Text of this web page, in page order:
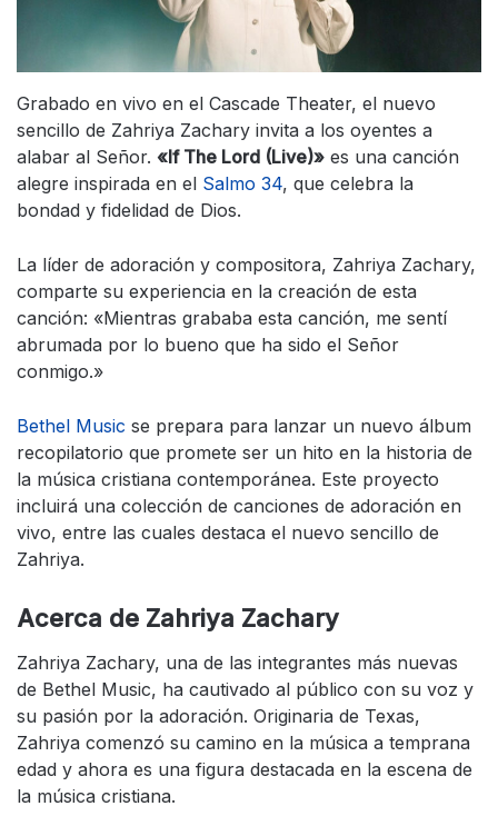
Grabado en vivo en el Cascade Theater, el nuevo
sencillo de Zahriya Zachary invita a los oyentes a
alabar al Señor. «If The Lord (Live)» es una canción
alegre inspirada en el Salmo 34, que celebra la
bondad y fidelidad de Dios.
La líder de adoración y compositora, Zahriya Zachary,
comparte su experiencia en la creación de esta
canción: «Mientras grababa esta canción, me sentí
abrumada por lo bueno que ha sido el Señor
conmigo.»
Bethel Music se prepara para lanzar un nuevo álbum
recopilatorio que promete ser un hito en la historia de
la música cristiana contemporánea. Este proyecto
incluirá una colección de canciones de adoración en
vivo, entre las cuales destaca el nuevo sencillo de
Zahriya.
Acerca de Zahriya Zachary
Zahriya Zachary, una de las integrantes más nuevas
de Bethel Music, ha cautivado al público con su voz y
su pasión por la adoración. Originaria de Texas,
Zahriya comenzó su camino en la música a temprana
edad y ahora es una figura destacada en la escena de
la música cristiana.